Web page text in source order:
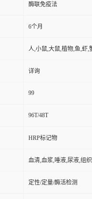
酶联免疫法
6个月
人,小鼠,大鼠,植物,鱼,虾,
详询
99
96T/48T
HRP标记物
血清,血浆,唾液,尿液,组
定性/定量/酶活检测